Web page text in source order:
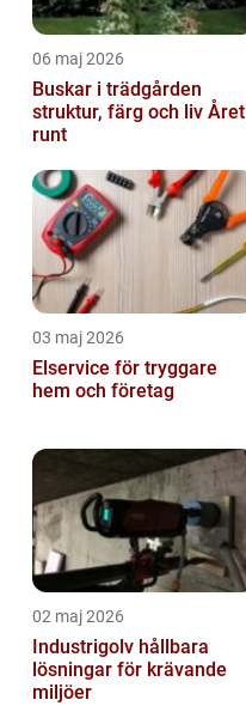
06 maj 2026
Buskar i trädgården
struktur, färg och liv Året
runt
03 maj 2026
Elservice för tryggare
hem och företag
02 maj 2026
Industrigolv hållbara
lösningar för krävande
miljöer